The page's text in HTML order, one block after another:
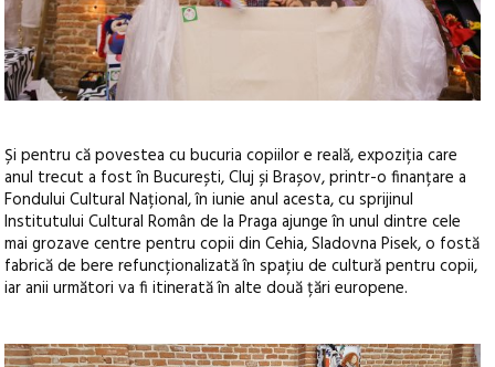
Și pentru că povestea cu bucuria copiilor e reală, expoziția care
anul trecut a fost în București, Cluj și Brașov, printr-o finanțare a
Fondului Cultural Național, în iunie anul acesta, cu sprijinul
Institutului Cultural Român de la Praga ajunge în unul dintre cele
mai grozave centre pentru copii din Cehia, Sladovna Pisek, o fostă
fabrică de bere refuncționalizată în spațiu de cultură pentru copii,
iar anii următori va fi itinerată în alte două țări europene.